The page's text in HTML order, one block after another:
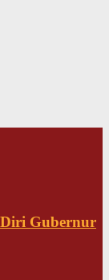
Gubernur